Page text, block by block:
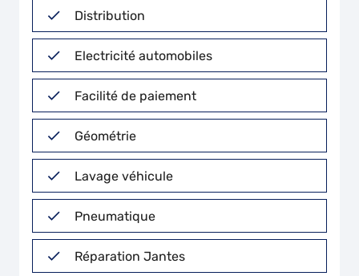
Distribution
Electricité automobiles
Facilité de paiement
Géométrie
Lavage véhicule
Pneumatique
Réparation Jantes